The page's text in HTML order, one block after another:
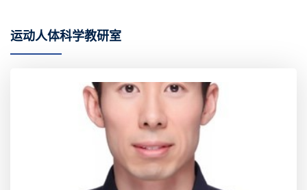
运动人体科学教研室